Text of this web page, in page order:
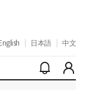
日本語 中文